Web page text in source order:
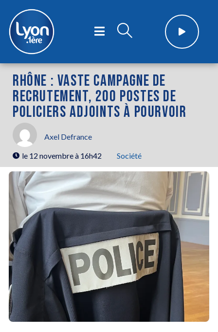
RHÔNE : VASTE CAMPAGNE DE
RECRUTEMENT, 200 POSTES DE
POLICIERS ADJOINTS À POURVOIR
Axel Defrance
le 12 novembre à 16h42 Société